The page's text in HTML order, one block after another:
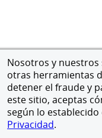
Nosotros y nuestros
otras herramientas
detener el fraude y
este sitio, aceptas
según lo
Privacidad.